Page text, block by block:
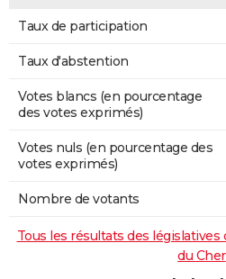
Taux de participation
Taux d'abstention
Votes blancs (en pourcentage
des votes exprimés)
Votes nuls (en pourcentage des
votes exprimés)
Nombre de votants
Tous les résultats des
du Cher